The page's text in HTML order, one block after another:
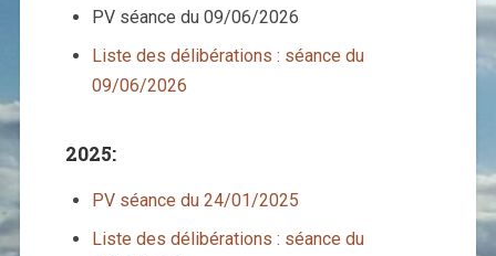
PV séance du 09/06/2026
Liste des délibérations : séance du
09/06/2026
2025:
PV séance du 24/01/2025
Liste des délibérations : séance du